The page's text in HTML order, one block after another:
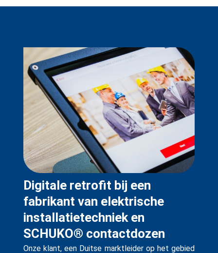
Digitale retrofit bij een
fabrikant van elektrische
installatietechniek en
SCHUKO® contactdozen
Onze klant, een Duitse marktleider op het gebied